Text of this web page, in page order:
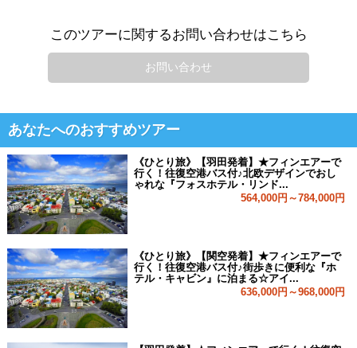
このツアーに関するお問い合わせはこちら
お問い合わせ
あなたへのおすすめツアー
《ひとり旅》【羽田発着】★フィンエアーで
行く！往復空港バス付♪北欧デザインでおし
ゃれな『フォスホテル・リンド...
564,000円～784,000円
《ひとり旅》【関空発着】★フィンエアーで
行く！往復空港バス付♪街歩きに便利な『ホ
テル・キャビン』に泊まる☆アイ...
636,000円～968,000円